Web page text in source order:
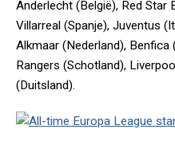
Anderlecht (België), Red Star
Villarreal (Spanje), Juventus
Alkmaar (Nederland), Benfica
Rangers (Schotland),
(Duitsland).